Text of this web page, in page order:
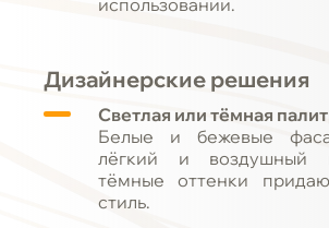
использовании.
Дизайнерские решения
Светлая или тёмная
Белые и бежевые
лёгкий и воздушный
тёмные оттенки
стиль.